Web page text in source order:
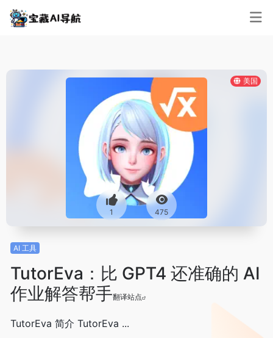
美国
1 475
AI 工具
TutorEva：比 GPT4 还准确的 AI
作业解答帮手翻译站点
TutorEva 简介 TutorEva ...